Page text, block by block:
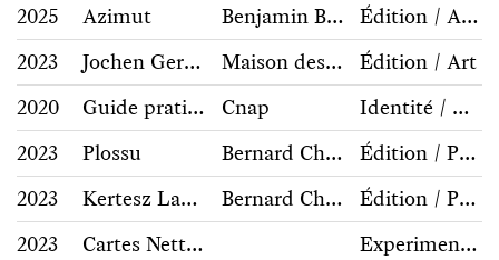
2025
Azimut Benjamin Blaess, Julien Priez et Mathieu Réguer
Édition / Archive, collection, histoire
2023
Jochen Gerner Maison des arts de Bages / Bernard Chaveau Éditions
Édition / Art
2020
Guide pratique du 1 % artistique et de la commande publique Cnap
Identité / Communication
2023
Plossu Bernard Chauveau Éditions
Édition / Photographie, architecture
2023
Kertesz Lartigue Bernard Chauveau Éditions / Espace Richaud / Médiathèque du Patrimoine et de la photographie / Donation Lartigue
Édition / Photographie, architecture
2023
Cartes Nettuno
Experimentations / Hors commerce